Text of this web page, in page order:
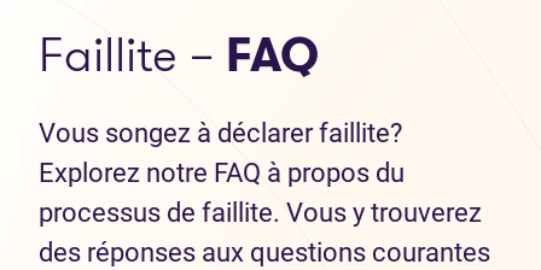
Faillite – FAQ
Vous songez à déclarer faillite?
Explorez notre FAQ à propos du
processus de faillite. Vous y trouverez
des réponses aux questions courantes